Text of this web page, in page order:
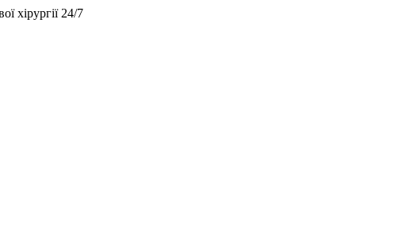
хірургії 24/7